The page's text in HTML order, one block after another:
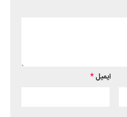
ایمیل*